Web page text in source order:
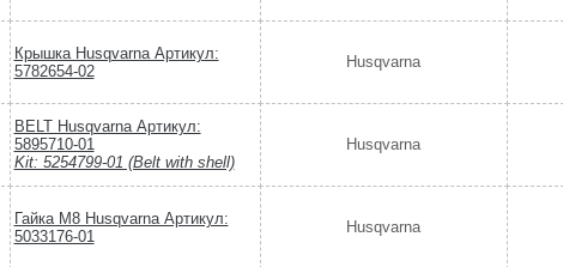
Крышка Husqvarna Артикул:
5782654-02
Husqvarna
BELT Husqvarna Артикул:
5895710-01
Kit: 5254799-01 (Belt with shell)
Husqvarna
Гайка М8 Husqvarna Артикул:
5033176-01
Husqvarna